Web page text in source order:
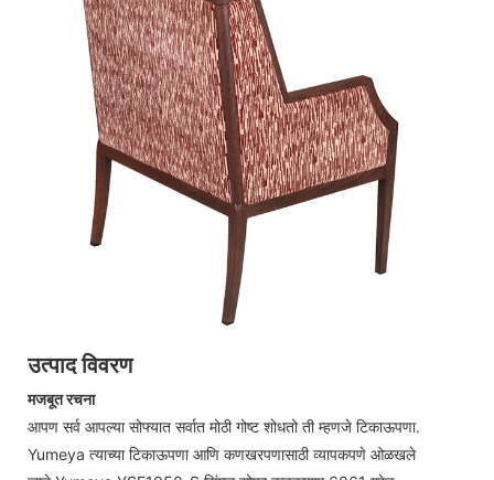
उत्पाद विवरण
मजबूत रचना
आपण सर्व आपल्या सोफ्यात सर्वात मोठी गोष्ट शोधतो ती म्हणजे टिकाऊपणा.
Yumeya त्याच्या टिकाऊपणा आणि कणखरपणासाठी व्यापकपणे ओळखले